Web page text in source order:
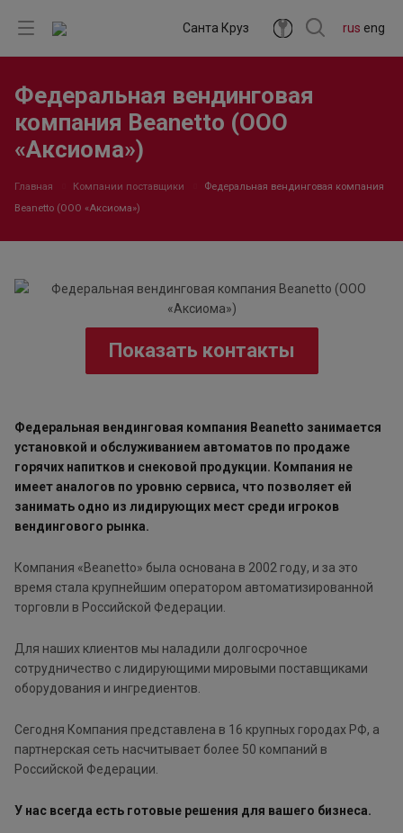
rus eng
Санта Круз
Федеральная вендинговая
компания Beanetto (ООО
«Аксиома»)
Главная Компании поставщики
Федеральная вендинговая компания
Beanetto (ООО «Аксиома»)
Показать контакты
Федеральная вендинговая компания Beanetto занимается
установкой и обслуживанием автоматов по продаже
горячих напитков и снековой продукции. Компания не
имеет аналогов по уровню сервиса, что позволяет ей
занимать одно из лидирующих мест среди игроков
вендингового рынка.
Компания «Beanetto» была основана в 2002 году, и за это
время стала крупнейшим оператором автоматизированной
торговли в Российской Федерации.
Для наших клиентов мы наладили долгосрочное
сотрудничество с лидирующими мировыми поставщиками
оборудования и ингредиентов.
Сегодня Компания представлена в 16 крупных городах РФ, а
партнерская сеть насчитывает более 50 компаний в
Российской Федерации.
У нас всегда есть готовые решения для вашего бизнеса.